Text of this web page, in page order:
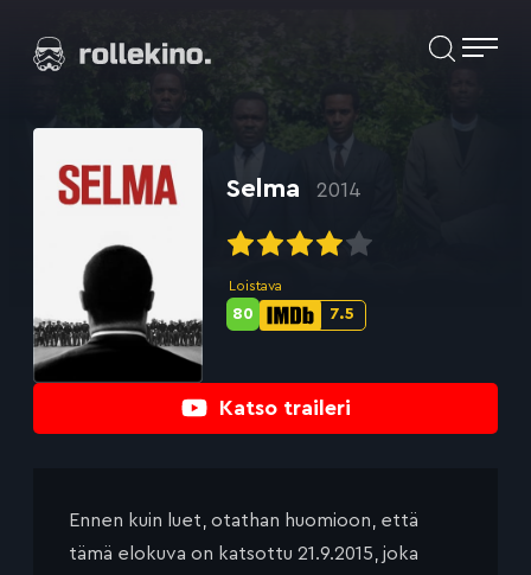
suoraan
Elokuvat ja elokuva-arviot | Rollekino.fi
lopputekstien
Katso traileri
Selma 2014
Loistava
IMDb-
7.5
Metascore-
80
Ennen kuin luet, otathan huomioon, että
tämä elokuva on katsottu 21.9.2015, joka